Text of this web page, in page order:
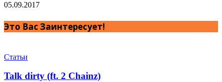
05.09.2017
Это Вас Заинтересует!
Статьи
Talk dirty (ft. 2 Chainz)